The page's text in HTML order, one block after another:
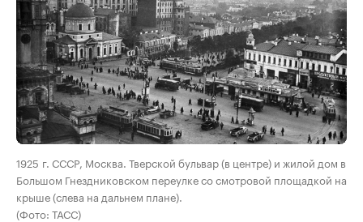
00:00 / 00:00
1925 г. СССР, Москва. Тверской бульвар (в центре) и жилой дом в
Большом Гнездниковском переулке со смотровой площадкой на
крыше (слева на дальнем плане).
(Фото: ТАСС)